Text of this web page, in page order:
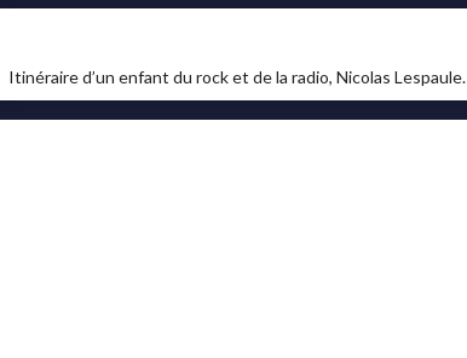
Itinéraire d’un enfant du rock et de la radio, Nicolas Lespaule.